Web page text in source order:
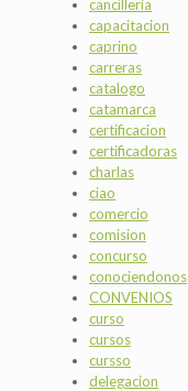
cancilleria
capacitacion
caprino
carreras
catalogo
catamarca
certificacion
certificadoras
charlas
ciao
comercio
comision
concurso
conociendonos
CONVENIOS
curso
cursos
cursso
delegacion